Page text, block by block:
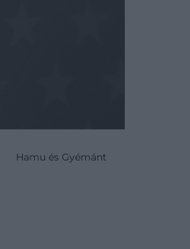
Hamu és Gyémánt